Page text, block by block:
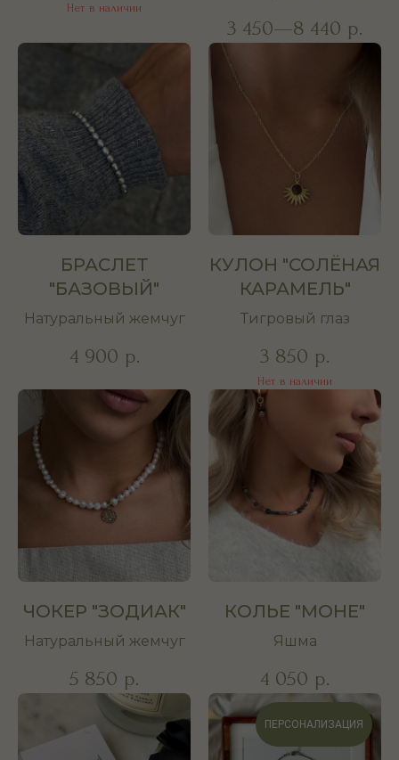
Нет в наличии
3 450—8 440 р.
БРАСЛЕТ
"БАЗОВЫЙ"
Натуральный жемчуг
4 900 р.
КУЛОН "СОЛЁНАЯ
КАРАМЕЛЬ"
Тигровый глаз
3 850 р.
Нет в наличии
ЧОКЕР "ЗОДИАК"
Натуральный жемчуг
5 850 р.
КОЛЬЕ "МОНЕ"
Яшма
4 050 р.
ПЕРСОНАЛИЗАЦИЯ